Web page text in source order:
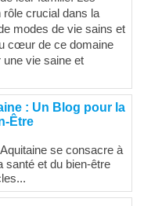
rôle crucial dans la
modes de vie sains et
cœur de ce domaine
vie saine et
: Un Blog pour la
Être
se consacre à
santé et du bien-être